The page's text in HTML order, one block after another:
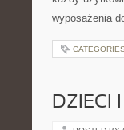
wyposażenia
DZIECI